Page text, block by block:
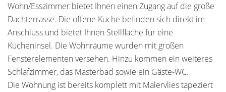
Wohn/Esszimmer bietet Ihnen einen Zugang auf die große
Dachterrasse. Die offene Küche befinden sich direkt im
Anschluss und bietet Ihnen Stellfläche für eine
Kücheninsel. Die Wohnräume wurden mit großen
Fensterelementen versehen. Hinzu kommen ein weiteres
Schlafzimmer, das Masterbad sowie ein Gäste-WC.
Die Wohnung ist bereits komplett mit Malervlies tapeziert